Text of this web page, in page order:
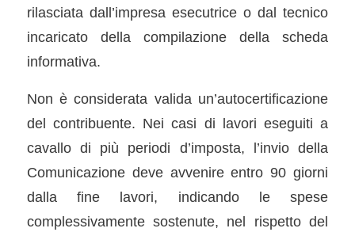
rilasciata dall’impresa esecutrice o dal tecnico
incaricato della compilazione della scheda
informativa.
Non è considerata valida un’autocertificazione
del contribuente. Nei casi di lavori eseguiti a
cavallo di più periodi d’imposta, l’invio della
Comunicazione deve avvenire entro 90 giorni
dalla fine lavori, indicando le spese
complessivamente sostenute, nel rispetto del